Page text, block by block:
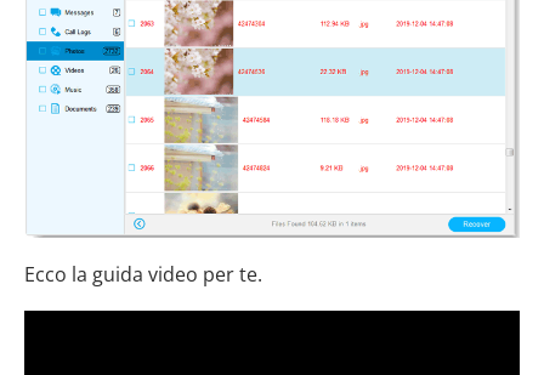
Ecco la guida video per te.